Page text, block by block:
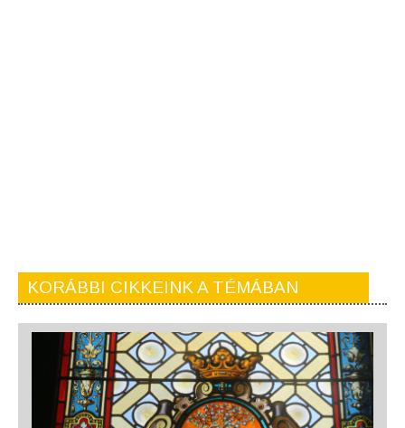
KORÁBBI CIKKEINK A TÉMÁBAN